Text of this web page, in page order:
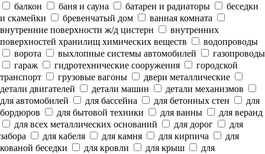
балкон
баня и сауна батареи и радиаторы
беседки
и скамейки
бревенчатый дом
ванная комната
внутренние поверхности ж/д цистерн
внутренних
поверхностей хранилищ химических веществ
водопроводы
ворота
выхлопные системы автомобилей
газопроводы
гараж
гидротехнические сооружения
городской
транспорт
грузовые вагоны
двери металлические
детали двигателей
детали машин
детали механизмов
для автомобилей
для бассейна для бетонных стен
для
бордюров
для бытовой техники для ванны
для веранд
для всех металлических оснований
для дорог
для
забора
для кабеля для камня для кирпича
для
кованой беседки
для кровли для крыш
для